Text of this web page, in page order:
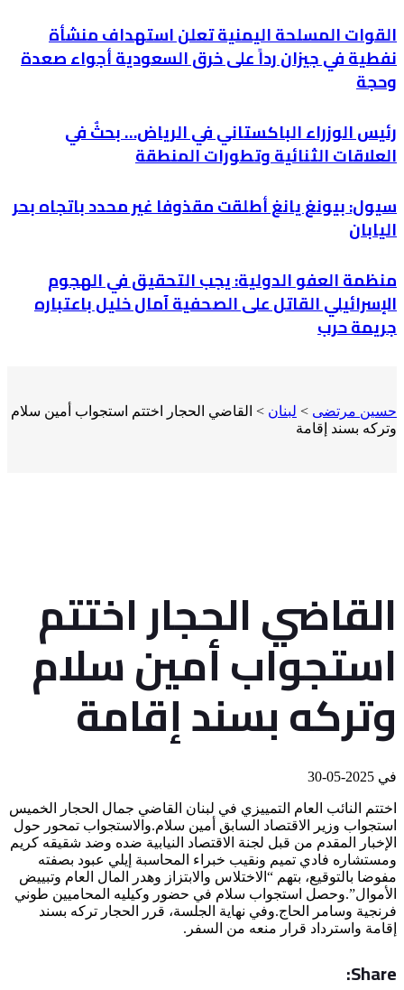
القوات المسلحة اليمنية تعلن استهداف منشأة
نفطية في جيزان رداً على خرق السعودية أجواء صعدة
وحجة
رئيس الوزراء الباكستاني في الرياض… بحثٌ في
العلاقات الثنائية وتطورات المنطقة
سيول: بيونغ يانغ أطلقت مقذوفا غير محدد باتجاه بحر
اليابان
منظمة العفو الدولية: يجب التحقيق في الهجوم
الإسرائيلي القاتل على الصحفية آمال خليل باعتباره
جريمة حرب
حسين مرتضى > لبنان > القاضي الحجار اختتم استجواب أمين سلام
وتركه بسند إقامة
القاضي الحجار اختتم
استجواب أمين سلام
وتركه بسند إقامة
في
اختتم النائب العام التمييزي في لبنان القاضي جمال الحجار الخميس
استجواب وزير الاقتصاد السابق أمين سلام.والاستجواب تمحور حول
الإخبار المقدم من قبل لجنة الاقتصاد النيابية ضده وضد شقيقه كريم
ومستشاره فادي تميم ونقيب خبراء المحاسبة إيلي عبود بصفته
مفوضا بالتوقيع، بتهم “الاختلاس والابتزاز وهدر المال العام وتبييض
الأموال”.وحصل استجواب سلام في حضور وكيليه المحاميين طوني
فرنجية وسامر الحاج.وفي نهاية الجلسة، قرر الحجار تركه بسند
إقامة واسترداد قرار منعه من السفر.
Share: